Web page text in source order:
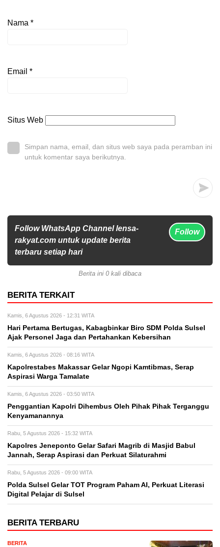
Nama *
Email *
Situs Web
Simpan nama, email, dan situs web saya pada peramban ini
untuk komentar saya berikutnya.
Follow WhatsApp Channel lensa-
rakyat.com untuk update berita
terbaru setiap hari
Follow
Berita ini 0 kali dibaca
BERITA TERKAIT
Kamis, 6 Agustus 2026 - 12:31 WITA
Hari Pertama Bertugas, Kabagbinkar Biro SDM Polda Sulsel
Ajak Personel Jaga dan Pertahankan Kebersihan
Kamis, 6 Agustus 2026 - 08:16 WITA
Kapolrestabes Makassar Gelar Ngopi Kamtibmas, Serap
Aspirasi Warga Tamalate
Kamis, 6 Agustus 2026 - 03:50 WITA
Penggantian Kapolri Dihembus Oleh Pihak Pihak Terganggu
Kenyamanannya
Rabu, 5 Agustus 2026 - 15:32 WITA
Kapolres Jeneponto Gelar Safari Magrib di Masjid Babul
Jannah, Serap Aspirasi dan Perkuat Silaturahmi
Rabu, 5 Agustus 2026 - 09:00 WITA
Polda Sulsel Gelar TOT Program Paham AI, Perkuat Literasi
Digital Pelajar di Sulsel
BERITA TERBARU
BERITA